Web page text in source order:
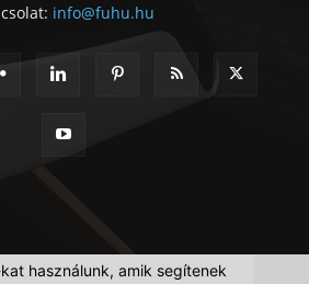
info@fuhu.hu
használunk, amik segítenek